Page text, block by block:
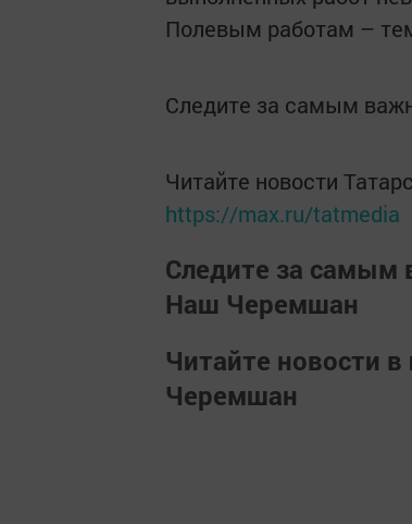
Полевым работам –
Следите за самым
Читайте новости
https://max.ru/tatmedia
Следите за
Наш Черемшан
Читайте новости
Черемшан